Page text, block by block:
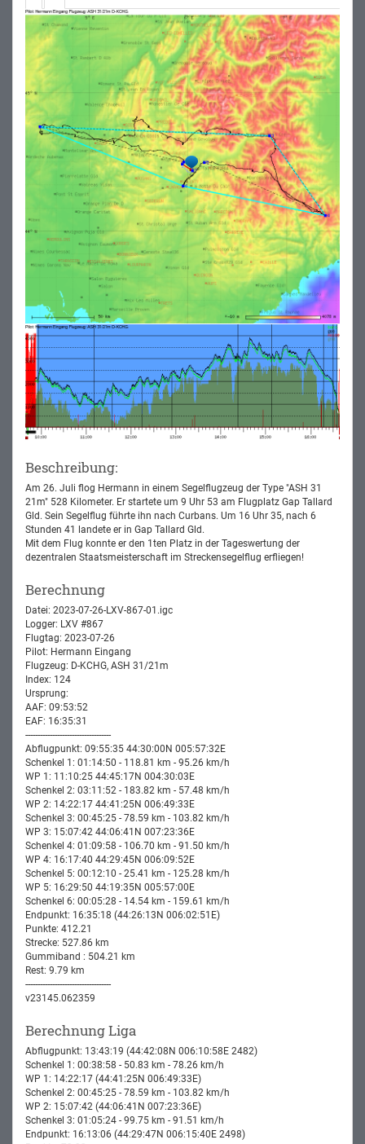
Beschreibung:
Am 26. Juli flog Hermann in einem Segelflugzeug der Type "ASH 31
21m" 528 Kilometer. Er startete um 9 Uhr 53 am Flugplatz Gap Tallard
Gld. Sein Segelflug führte ihn nach Curbans. Um 16 Uhr 35, nach 6
Stunden 41 landete er in Gap Tallard Gld.
Mit dem Flug konnte er den 1ten Platz in der Tageswertung der
dezentralen Staatsmeisterschaft im Streckensegelflug erfliegen!
Berechnung
Datei: 2023-07-26-LXV-867-01.igc
Logger: LXV #867
Flugtag: 2023-07-26
Pilot: Hermann Eingang
Flugzeug: D-KCHG, ASH 31/21m
Index: 124
Ursprung:
AAF: 09:53:52
EAF: 16:35:31
-----------------------------------
Abflugpunkt: 09:55:35 44:30:00N 005:57:32E
Schenkel 1: 01:14:50 - 118.81 km - 95.26 km/h
WP 1: 11:10:25 44:45:17N 004:30:03E
Schenkel 2: 03:11:52 - 183.82 km - 57.48 km/h
WP 2: 14:22:17 44:41:25N 006:49:33E
Schenkel 3: 00:45:25 - 78.59 km - 103.82 km/h
WP 3: 15:07:42 44:06:41N 007:23:36E
Schenkel 4: 01:09:58 - 106.70 km - 91.50 km/h
WP 4: 16:17:40 44:29:45N 006:09:52E
Schenkel 5: 00:12:10 - 25.41 km - 125.28 km/h
WP 5: 16:29:50 44:19:35N 005:57:00E
Schenkel 6: 00:05:28 - 14.54 km - 159.61 km/h
Endpunkt: 16:35:18 (44:26:13N 006:02:51E)
Punkte: 412.21
Strecke: 527.86 km
Gummiband : 504.21 km
Rest: 9.79 km
-----------------------------------
v23145.062359
Berechnung Liga
Abflugpunkt: 13:43:19 (44:42:08N 006:10:58E 2482)
Schenkel 1: 00:38:58 - 50.83 km - 78.26 km/h
WP 1: 14:22:17 (44:41:25N 006:49:33E)
Schenkel 2: 00:45:25 - 78.59 km - 103.82 km/h
WP 2: 15:07:42 (44:06:41N 007:23:36E)
Schenkel 3: 01:05:24 - 99.75 km - 91.51 km/h
Endpunkt: 16:13:06 (44:29:47N 006:15:40E 2498)